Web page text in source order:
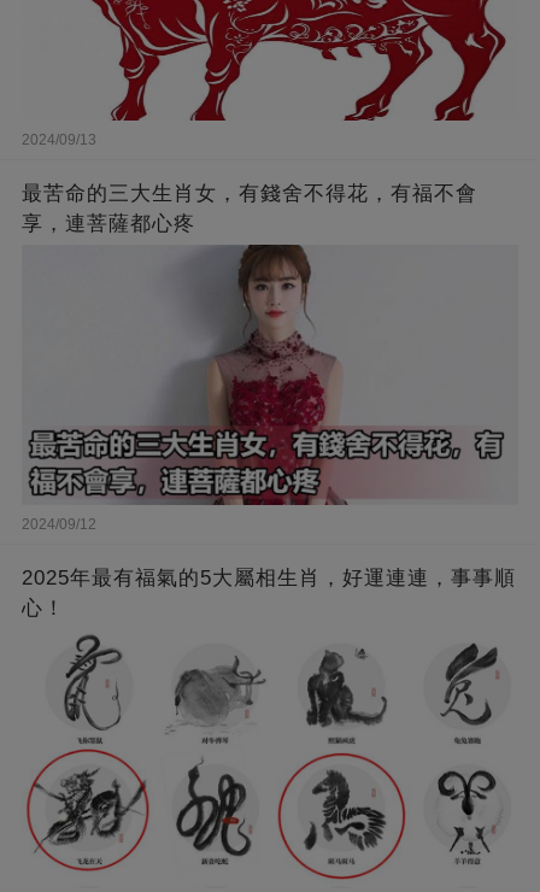
2024/09/13
最苦命的三大生肖女，有錢舍不得花，有福不會
享，連菩薩都心疼
2024/09/12
2025年最有福氣的5大屬相生肖，好運連連，事事順
心！